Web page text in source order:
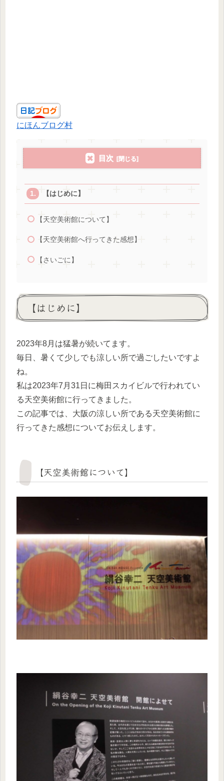
にほんブログ村
目次
【はじめに】
【天空美術館について】
【天空美術館へ行ってきた感想】
【さいごに】
【はじめに】
2023年8月は猛暑が続いてます。
毎日、暑くて少しでも涼しい所で過ごしたいですよ
ね。
私は2023年7月31日に梅田スカイビルで行われてい
る天空美術館に行ってきました。
この記事では、大阪の涼しい所である天空美術館に
行ってきた感想についてお伝えします。
【天空美術館について】